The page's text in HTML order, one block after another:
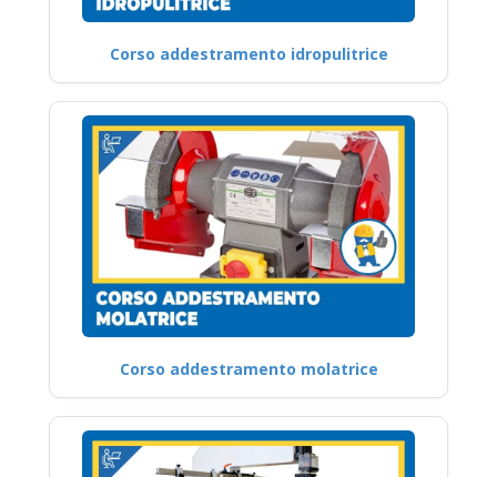
Corso addestramento idropulitrice
Corso addestramento molatrice